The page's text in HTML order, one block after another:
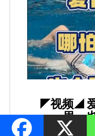
◤视频◢
里，